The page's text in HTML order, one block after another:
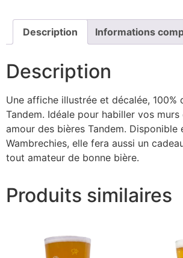
Description Informations
Description
Une affiche illustrée et décalée, 100%
Tandem. Idéale pour habiller vos
amour des bières Tandem. Disponible
Wambrechies, elle fera aussi un
tout amateur de bonne bière.
Produits similaires